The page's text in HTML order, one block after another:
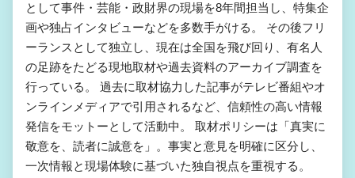
として事件・芸能・政財界の現場を8年間担当し、特集企
画や独占インタビューなどを多数手がける。 その後フリ
ーランスとして独立し、現在は全国を飛び回り、有名人
の足跡をたどる現地取材や過去資料のアーカイブ調査を
行っている。 過去に取材協力した記事がテレビ番組やオ
ンラインメディアで引用されるなど、信頼性の高い情報
発信をモットーとして活動中。 取材ポリシーは「真実に
敬意を、読者に誠意を」。事実と意見を明確に区分し、
一次情報と現場体験に基づいた独自視点を重視する。